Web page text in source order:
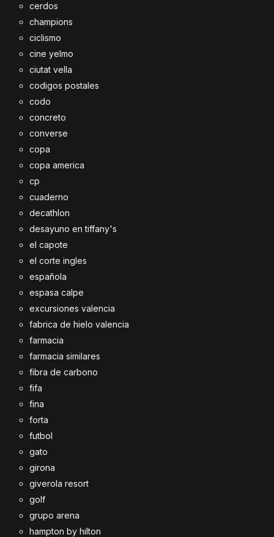
cerdos
champions
ciclismo
cine yelmo
ciutat vella
codigos postales
codo
concreto
converse
copa
copa america
cp
cuaderno
decathlon
desayuno en tiffany's
el capote
el corte ingles
española
espasa calpe
excursiones valencia
fabrica de hielo valencia
farmacia
farmacia similares
fibra de carbono
fifa
fina
forta
futbol
gato
girona
giverola resort
golf
grupo arena
hampton by hilton